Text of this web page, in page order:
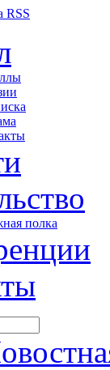
полка